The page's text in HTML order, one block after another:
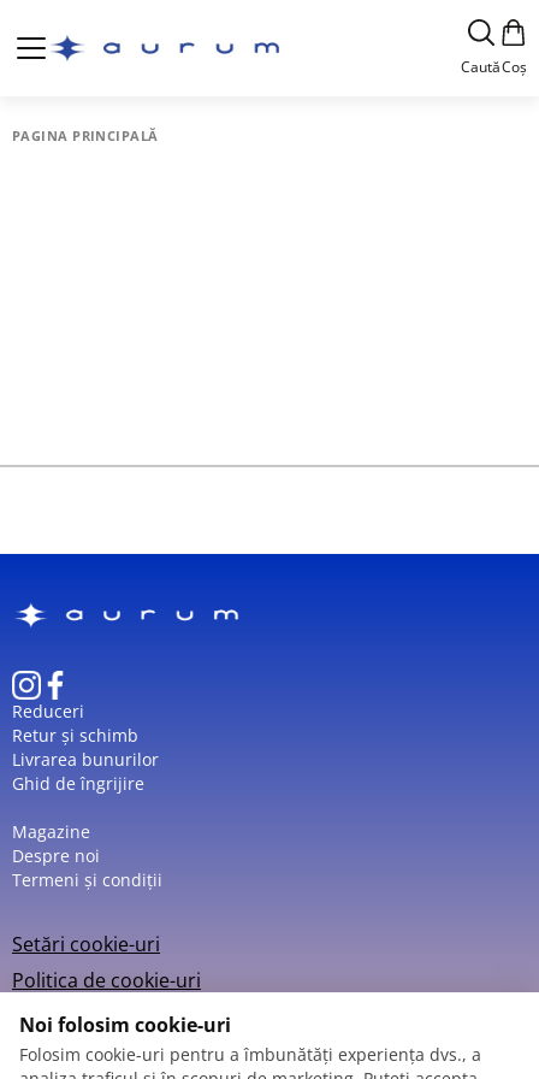
CautăCoș
PAGINA PRINCIPALĂ
Reduceri
Retur și schimb
Livrarea bunurilor
Ghid de îngrijire
Magazine
Despre noi
Termeni și condiții
Setări cookie-uri
Politica de cookie-uri
Noi folosim cookie-uri
Folosim cookie-uri pentru a îmbunătăți experiența dvs., a